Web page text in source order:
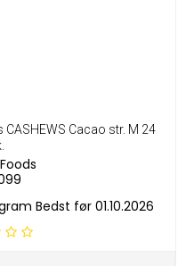
Cacao str. M 24
Bedst før 01.10.2026